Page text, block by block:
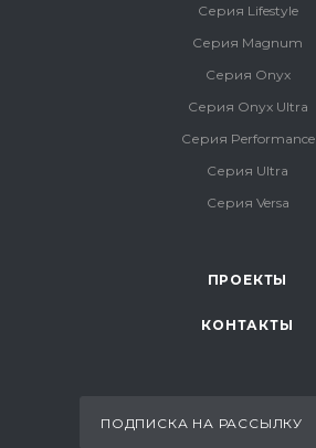
Серия Lifestyle
Серия Magnum
Серия Onyx
Серия Onyx Ultra
Серия Performance
Серия Ultra
Серия Versa
ПРОЕКТЫ
КОНТАКТЫ
ПОДПИСКА НА РАССЫЛКУ